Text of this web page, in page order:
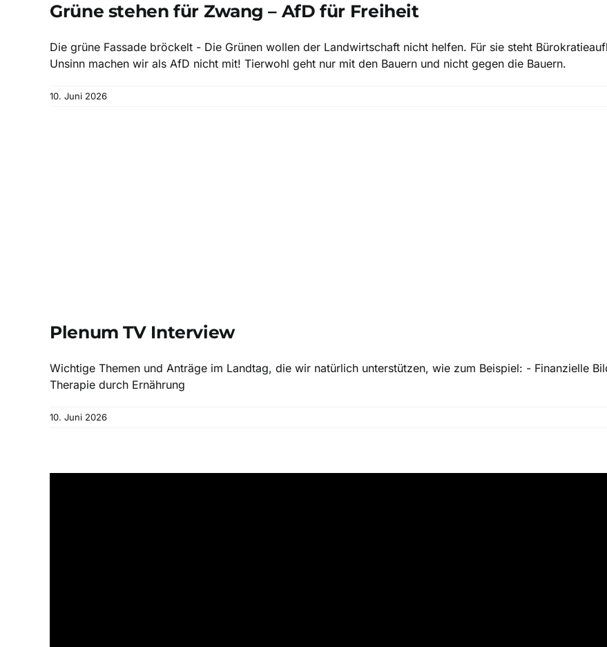
Grüne stehen für Zwang – AfD für Freiheit
Die grüne Fassade bröckelt - Die Grünen wollen der Landwirtschaft nicht helfen. Für sie steht
Unsinn machen wir als AfD nicht mit! Tierwohl geht nur mit den Bauern und nicht gegen die Bauern.
10. Juni 2026
Plenum TV Interview
Wichtige Themen und Anträge im Landtag, die wir natürlich unterstützen, wie zum Beispiel: - Finanzielle
Therapie durch Ernährung
10. Juni 2026